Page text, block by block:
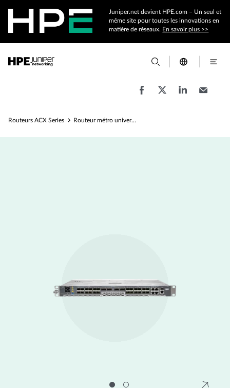
Juniper.net devient HPE.com – Un seul et
même site pour toutes les innovations en
matière de réseaux. En savoir plus >>
Routeurs ACX Series Routeur métro universel ACX710